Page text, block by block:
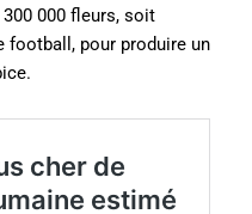
000 fleurs, soit
football, pour produire un